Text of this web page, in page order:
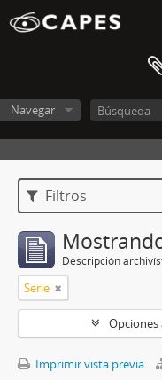
Navegar
Filtros
Descripción
Serie
Opciones
Imprimir vista previa